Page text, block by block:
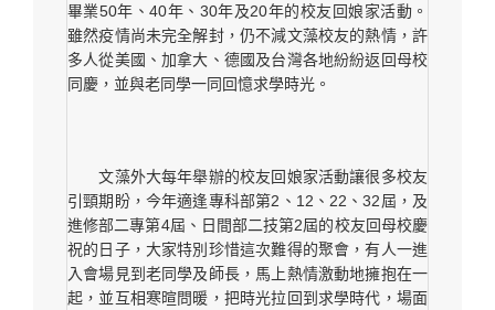
畢業50年、40年、30年及20年的校友回娘家活動。
雖然疫情尚未完全解封，仍不減文藻校友的熱情，許
多人從美國、加拿大、德國及台灣各地紛紛返回母校
同慶，並與老同學一同回憶求學時光。
文藻外大每年舉辦的校友回娘家活動讓很多校友
引頸期盼，今年適逢專科部第2、12、22、32屆，及
進修部二專第4屆、日間部二技第2屆的校友回母校慶
祝的日子，大家特別珍惜這次難得的聚會，有人一進
入會場見到老同學及師長，馬上熱情激動地擁抱在一
起，並互相寒暄問暖，把時光拉回到求學時代，場面